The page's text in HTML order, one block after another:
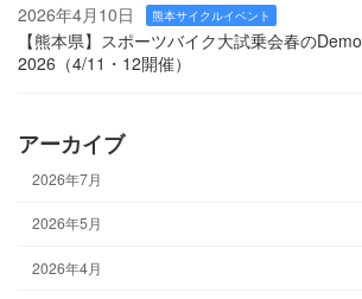
2026年4月10日 熊本サイクルイベント
【熊本県】スポーツバイク大試乗会春の
2026（4/11・12開催）
アーカイブ
2026年7月
2026年5月
2026年4月